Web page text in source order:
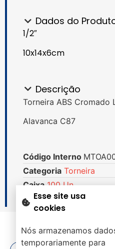
Dados do
1/2″
10x14x6cm
Descrição
Torneira ABS Cromado
Alavanca C87
Código Interno
Categoria Torneira
Caixa 100 Un.
Não encontrou
Esse site usa
cookies
Nós armazenamos
temporariamente para